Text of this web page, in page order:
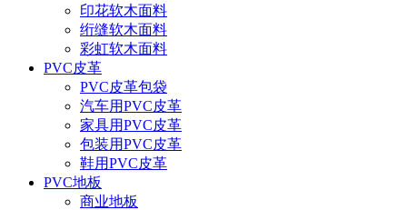
印花软木面料
绗缝软木面料
彩虹软木面料
PVC皮革
PVC皮革包袋
汽车用PVC皮革
家具用PVC皮革
包装用PVC皮革
鞋用PVC皮革
PVC地板
商业地板